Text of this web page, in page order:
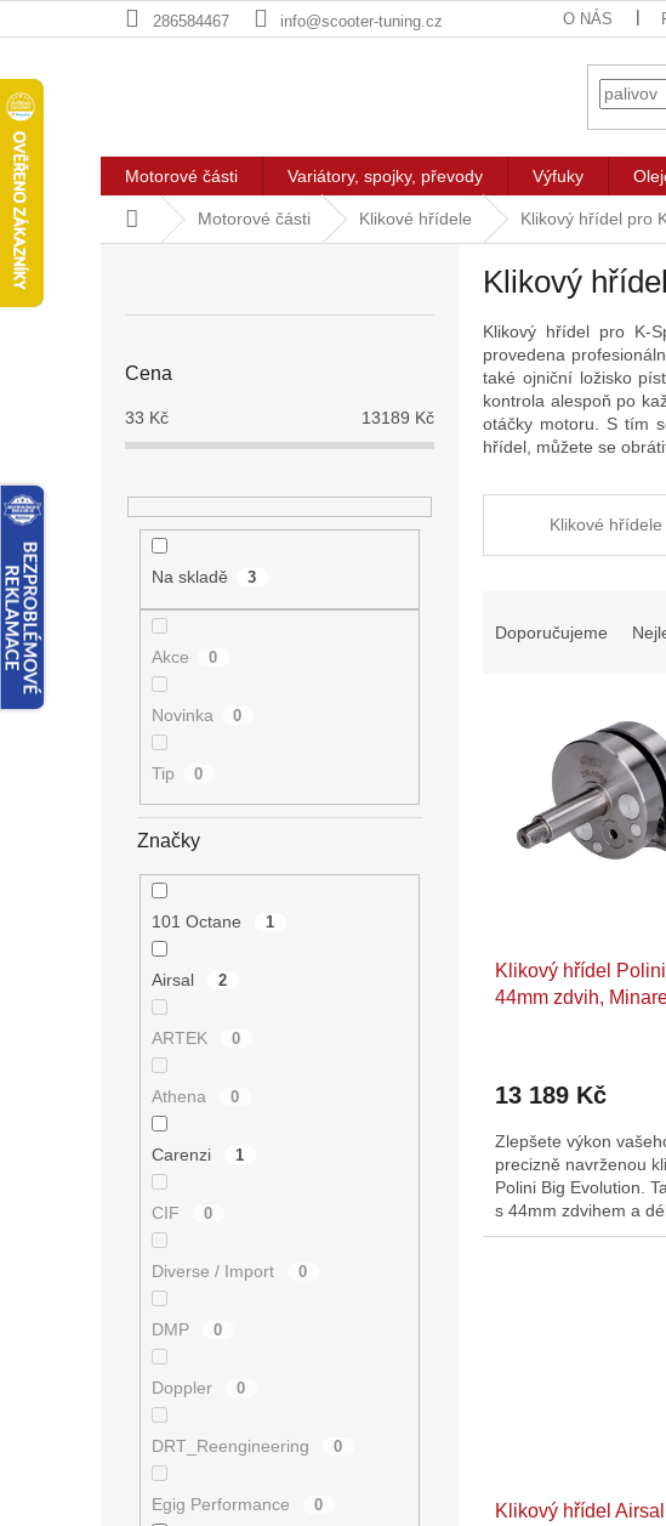
na
286584467 info@scooter-tuning.cz O NÁS
Motorové části Variátory, spojky, převody Výfuky
Domů Motorové části Klikové hřídele Klikový hřídel pro
Cena
33 Kč 13189 Kč
Na skladě 3
Akce 0
Novinka 0
Tip 0
Značky
101 Octane 1
Airsal 2
ARTEK 0
Athena 0
Carenzi 1
CIF 0
Diverse / Import 0
DMP 0
Doppler 0
DRT_Reengineering 0
Egig Performance 0
Klikový
Klikový hřídel pro K-
provedena
také ojniční ložisko
kontrola alespoň po
otáčky motoru. S tím
hřídel, můžete se
Klikové hřídele
Doporučujeme
Klikový hřídel
44mm zdvih,
13 189 Kč
Zlepšete výkon
precizně navrženou
Polini Big Evolution.
s 44mm zdvihem a
je pečlivě vytvořena
Klikový hřídel